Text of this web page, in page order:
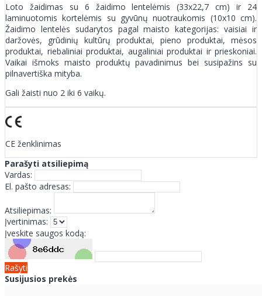
Loto žaidimas su 6 žaidimo lentelėmis (33x22,7 cm) ir 24
laminuotomis kortelėmis su gyvūnų nuotraukomis (10x10 cm).
Žaidimo lentelės sudarytos pagal maisto kategorijas: vaisiai ir
daržovės, grūdinių kultūrų produktai, pieno produktai, mėsos
produktai, riebaliniai produktai, augaliniai produktai ir prieskoniai.
Vaikai išmoks maisto produktų pavadinimus bei susipažins su
pilnavertiška mityba.
Gali žaisti nuo 2 iki 6 vaikų.
CE ženklinimas
Parašyti atsiliepimą
Vardas:
El. pašto adresas:
Atsiliepimas:
Įvertinimas:
Įveskite saugos kodą:
Rašyti
Susijusios prekės